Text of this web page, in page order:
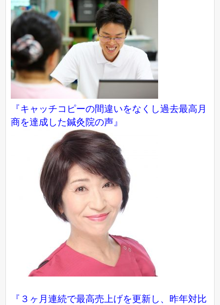
『キャッチコピーの間違いをなくし過去最高月
商を達成した鍼灸院の声』
『３ヶ月連続で最高売上げを更新し、昨年対比